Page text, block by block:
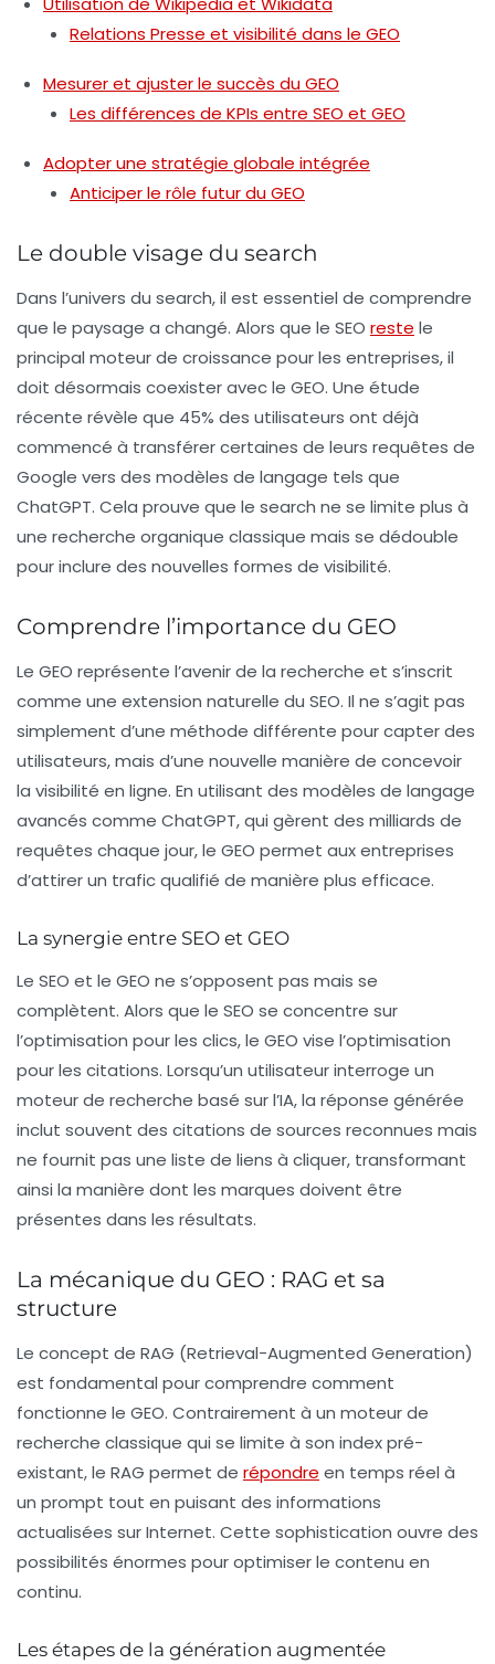
Relations Presse et visibilité dans le GEO
Mesurer et ajuster le succès du GEO
Les différences de KPIs entre SEO et GEO
Adopter une stratégie globale intégrée
Anticiper le rôle futur du GEO
Le double visage du search
Dans l’univers du search, il est essentiel de comprendre
que le paysage a changé. Alors que le SEO reste le
principal moteur de croissance pour les entreprises, il
doit désormais coexister avec le GEO. Une étude
récente révèle que 45% des utilisateurs ont déjà
commencé à transférer certaines de leurs requêtes de
Google vers des modèles de langage tels que
ChatGPT. Cela prouve que le search ne se limite plus à
une recherche organique classique mais se dédouble
pour inclure des nouvelles formes de visibilité.
Comprendre l’importance du GEO
Le GEO représente l’avenir de la recherche et s’inscrit
comme une extension naturelle du SEO. Il ne s’agit pas
simplement d’une méthode différente pour capter des
utilisateurs, mais d’une nouvelle manière de concevoir
la visibilité en ligne. En utilisant des modèles de langage
avancés comme ChatGPT, qui gèrent des milliards de
requêtes chaque jour, le GEO permet aux entreprises
d’attirer un trafic qualifié de manière plus efficace.
La synergie entre SEO et GEO
Le SEO et le GEO ne s’opposent pas mais se
complètent. Alors que le SEO se concentre sur
l’optimisation pour les clics, le GEO vise l’optimisation
pour les citations. Lorsqu’un utilisateur interroge un
moteur de recherche basé sur l’IA, la réponse générée
inclut souvent des citations de sources reconnues mais
ne fournit pas une liste de liens à cliquer, transformant
ainsi la manière dont les marques doivent être
présentes dans les résultats.
La mécanique du GEO : RAG et sa
structure
Le concept de RAG (Retrieval-Augmented Generation)
est fondamental pour comprendre comment
fonctionne le GEO. Contrairement à un moteur de
recherche classique qui se limite à son index pré-
existant, le RAG permet de répondre en temps réel à
un prompt tout en puisant des informations
actualisées sur Internet. Cette sophistication ouvre des
possibilités énormes pour optimiser le contenu en
continu.
Les étapes de la génération augmentée